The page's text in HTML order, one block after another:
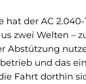
der AC
zwei Welten –
und das
Fahrt dorthin